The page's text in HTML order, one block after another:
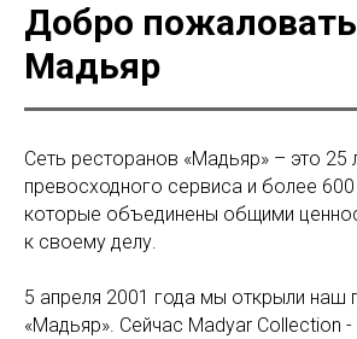
Добро
Мадьяр
Сеть ресторанов «Мадьяр» – это 25
превосходного сервиса и более
которые объединены общими
к своему делу.
5 апреля 2001 года мы открыли наш
«Мадьяр». Сейчас Madyar Collection